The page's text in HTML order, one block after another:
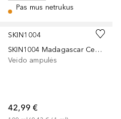
Pas mus netrukus
SKIN1004
SKIN1004 Madagascar Centella Tea-Trica Relief Ampoule
Veido ampulės
42,99 €